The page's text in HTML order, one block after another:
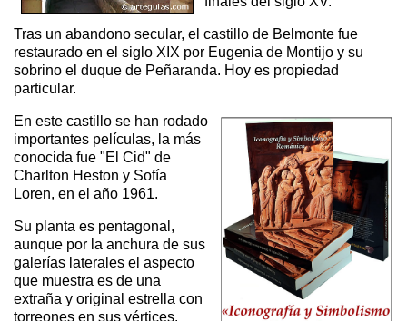
Tras un abandono secular, el castillo de Belmonte fue
restaurado en el siglo XIX por Eugenia de Montijo y su
sobrino el duque de Peñaranda. Hoy es propiedad
particular.
En este castillo se han rodado
importantes películas, la más
conocida fue "El Cid" de
Charlton Heston y Sofía
Loren, en el año 1961.
Su planta es pentagonal,
aunque por la anchura de sus
galerías laterales el aspecto
que muestra es de una
extraña y original estrella con
torreones en sus vértices.